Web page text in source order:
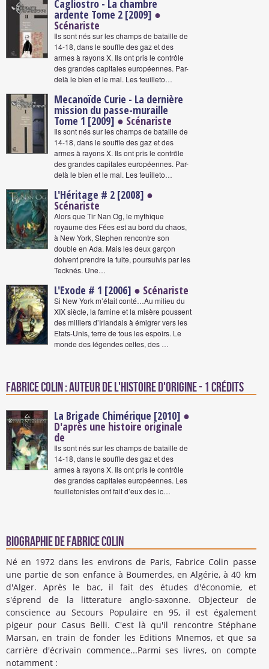
Cagliostro - La chambre
ardente Tome 2 [2009] ●
Scénariste
Ils sont nés sur les champs de bataille de
14-18, dans le souffle des gaz et des
armes à rayons X. Ils ont pris le contrôle
des grandes capitales européennes. Par-
delà le bien et le mal. Les feuilleto…
Mecanoïde Curie - La dernière
mission du passe-muraille
Tome 1 [2009] ● Scénariste
Ils sont nés sur les champs de bataille de
14-18, dans le souffle des gaz et des
armes à rayons X. Ils ont pris le contrôle
des grandes capitales européennes. Par-
delà le bien et le mal. Les feuilleto…
L'Héritage # 2 [2008] ●
Scénariste
Alors que Tir Nan Og, le mythique
royaume des Fées est au bord du chaos,
à New York, Stephen rencontre son
double en Ada. Mais les deux garçon
doivent prendre la fuite, poursuivis par les
Tecknés. Une…
L'Exode # 1 [2006] ● Scénariste
Si New York m’était conté…Au milieu du
XIX siècle, la famine et la misère poussent
des milliers d’Irlandais à émigrer vers les
Etats-Unis, terre de tous les espoirs. Le
monde des légendes celtes, des …
Fabrice Colin : Auteur de l'histoire d'origine - 1 crédits
La Brigade Chimérique [2010] ●
D'après une histoire originale
de
Ils sont nés sur les champs de bataille de
14-18, dans le souffle des gaz et des
armes à rayons X. Ils ont pris le contrôle
des grandes capitales européennes. Les
feuilletonistes ont fait d’eux des ic…
Biographie de Fabrice Colin
Né en 1972 dans les environs de Paris, Fabrice Colin passe
une partie de son enfance à Boumerdes, en Algérie, à 40 km
d'Alger. Après le bac, il fait des études d'économie, et
s'éprend de la litterature anglo-saxonne. Objecteur de
conscience au Secours Populaire en 95, il est également
pigeur pour Casus Belli. C'est là qu'il rencontre Stéphane
Marsan, en train de fonder les Editions Mnemos, et que sa
carrière d'écrivain commence...Parmi ses livres, on compte
notamment :